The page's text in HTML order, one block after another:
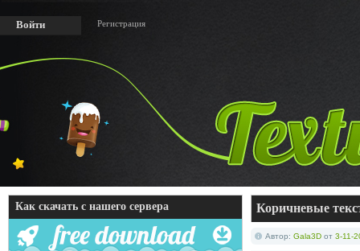
Войти Регистрация
Как скачать с нашего сервера Коричневые
Автор: Gala3D от 3-11-